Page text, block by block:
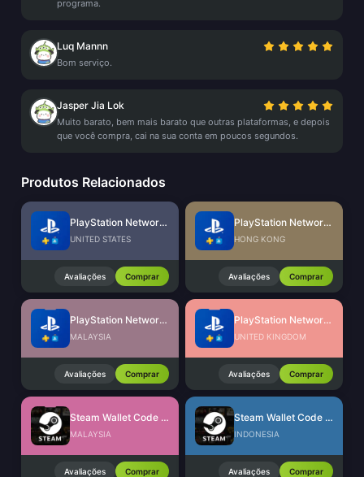
programa.
Luq Mannn
Bom serviço.
Jasper Jia Lok
Muito barato, bem mais barato que outras plataformas, e depois
que você compra, cai na sua conta em poucos segundos.
Produtos Relacionados
PlayStation Network Card (US)
UNITED STATES
Avaliações Comprar
PlayStation Network Card (HK)
HONG KONG
Avaliações Comprar
PlayStation Network Card (MY)
MALAYSIA
Avaliações Comprar
PlayStation Network Card (UK)
UNITED KINGDOM
Avaliações Comprar
Steam Wallet Code (MYR)
MALAYSIA
Avaliações Comprar
Steam Wallet Code (IDR)
INDONESIA
Avaliações Comprar